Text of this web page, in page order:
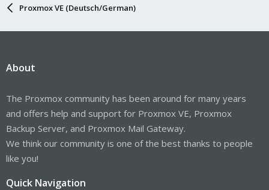
Proxmox VE (Deutsch/German)
About
The Proxmox community has been around for many years
and offers help and support for Proxmox VE, Proxmox
Backup Server, and Proxmox Mail Gateway.
We think our community is one of the best thanks to people
like you!
Quick Navigation